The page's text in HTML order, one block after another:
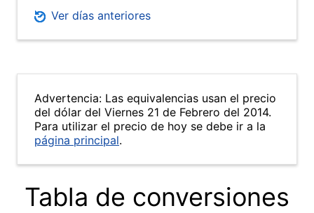
Ver días anteriores
Advertencia: Las equivalencias usan el precio
del dólar del Viernes 21 de Febrero del 2014.
Para utilizar el precio de hoy se debe ir a la
página principal.
Tabla de conversiones